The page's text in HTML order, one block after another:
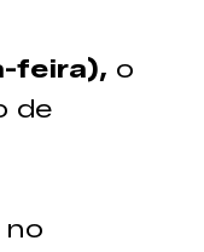
feira), o
de
no